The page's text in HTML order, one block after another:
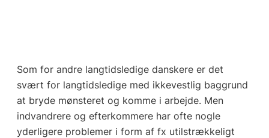
Som for andre langtidsledige danskere er det
svært for langtidsledige med ikkevestlig baggrund
at bryde mønsteret og komme i arbejde. Men
indvandrere og efterkommere har ofte nogle
yderligere problemer i form af fx utilstrækkeligt